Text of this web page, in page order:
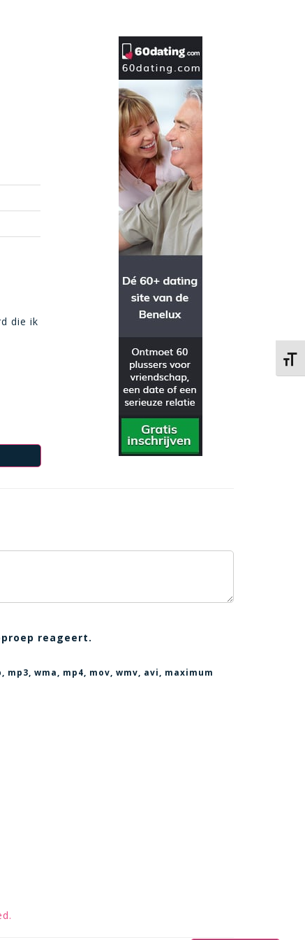
die ik
reageert.
wma, mp4, mov, wmv, avi
, maximum